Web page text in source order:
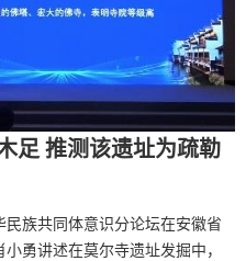
足 推测该遗址为疏勒
民族共同体意识分论坛在安徽省
勇讲述在莫尔寺遗址发掘中，